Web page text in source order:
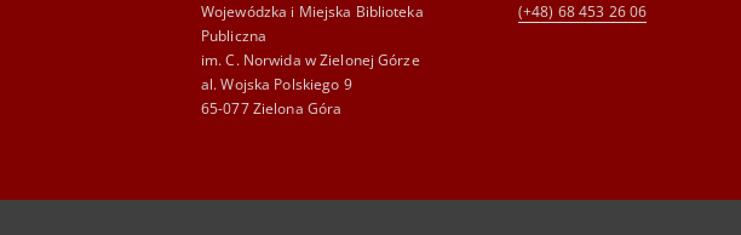
Wojewódzka i Miejska Biblioteka
Publiczna
im. C. Norwida w Zielonej Górze
al. Wojska Polskiego 9
65-077 Zielona Góra
(+48) 68 453 26 06